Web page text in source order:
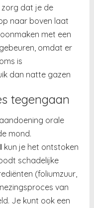
dat je de
naar boven laat
met een
omdat er
is
dan natte gazen
tegengaan
orale
mond.
kun je het ontstoken
schadelijke
(foliumzuur,
van
Je kunt ook een